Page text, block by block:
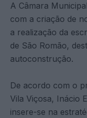
A Câmara
com a criação de
a realização da
de São Romão,
autoconstrução.
De acordo com o
Vila Viçosa, Inácio
insere-se na